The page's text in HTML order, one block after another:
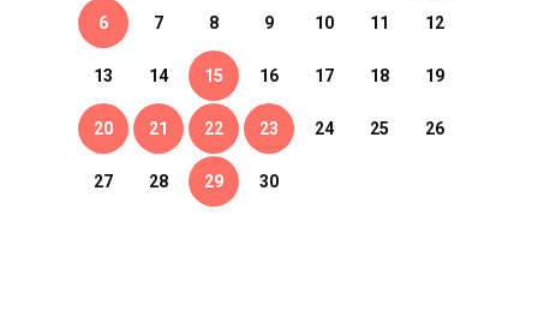
6 7 8 9 10 11 12
13 14 15 16 17 18 19
20 21 22 23 24 25 26
27 28 29 30